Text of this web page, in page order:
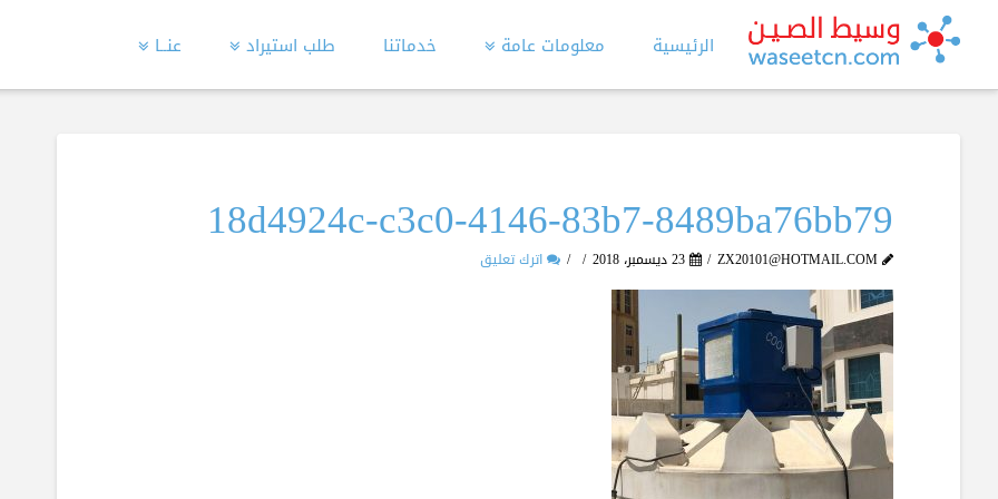
الرئيسية معلومات عامة خدماتنا طلب استيراد عنــا
18d4924c-c3c0-4146-83b7-8489ba76bb79
ZX20101@HOTMAIL.COM 23 ديسمبر، 2018 اترك تعليق